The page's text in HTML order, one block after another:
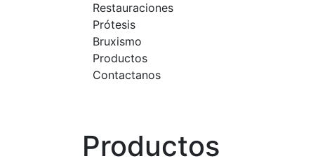
Restauraciones
Prótesis
Bruxismo
Productos
Contactanos
Productos